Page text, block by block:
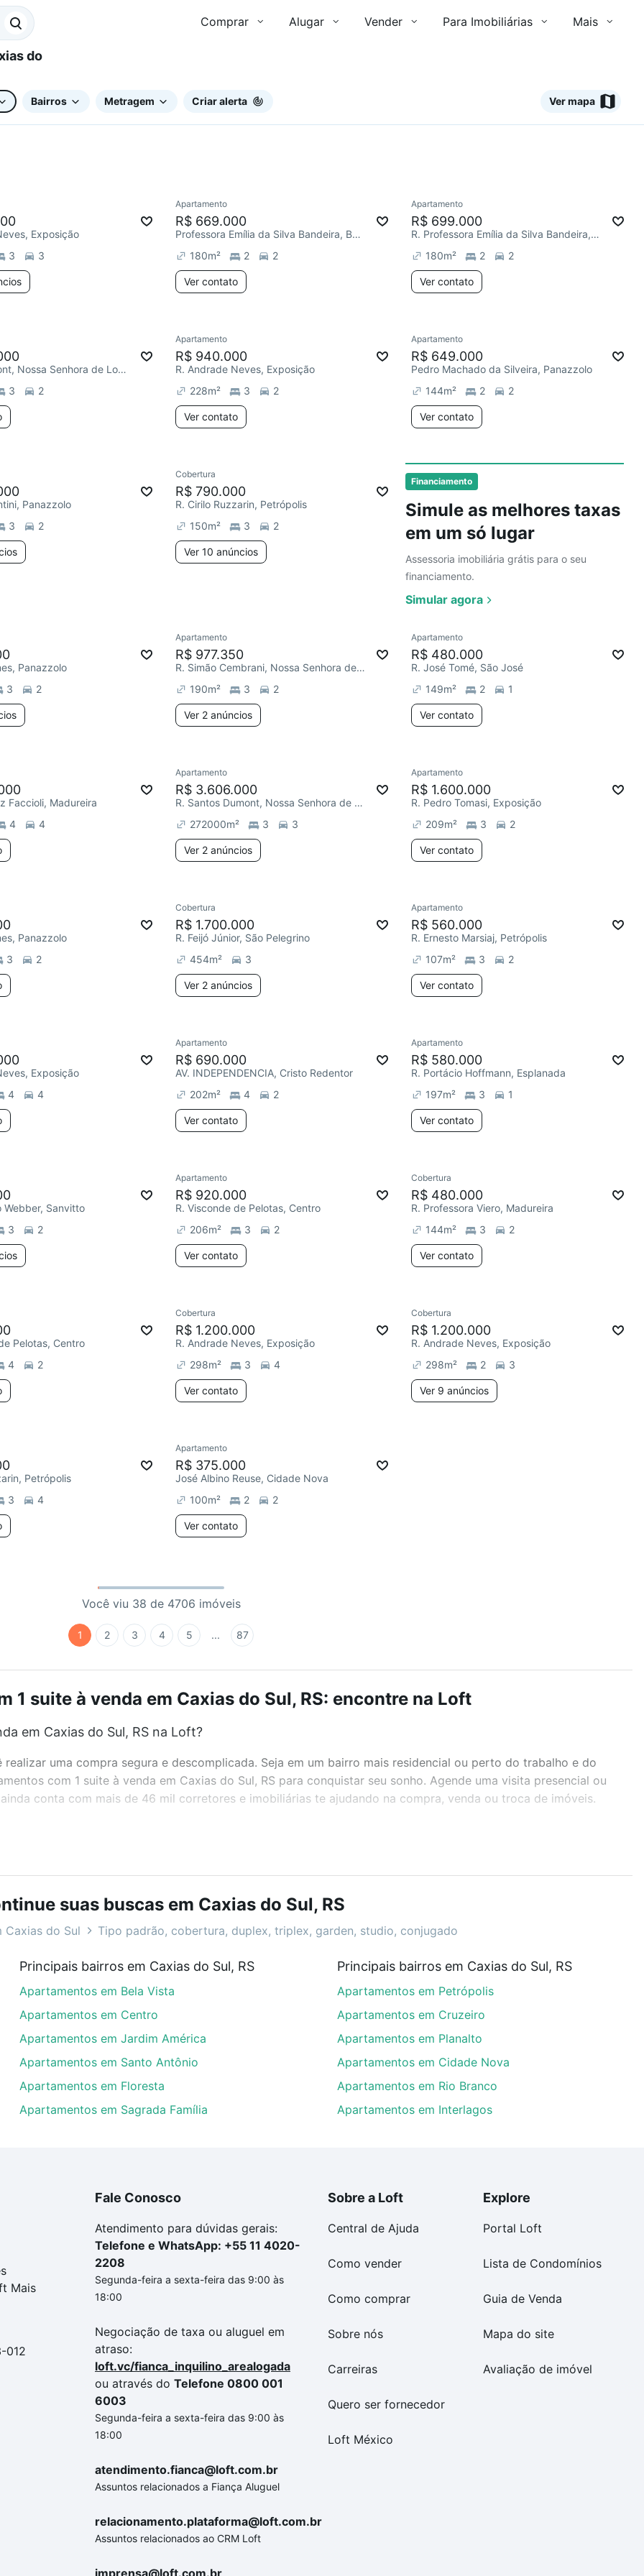
Comprar Alugar Vender Para Imobiliárias Mais
Bairros Metragem Criar alerta Ver mapa
Financiamento
Simule as melhores taxas
em um só lugar
Assessoria imobiliária grátis para o seu
financiamento.
Simular agora
Exposição
3 3
Chegou este mês
Apartamento
R$ 669.000
Professora Emília da Silva Bandeira, Bela Vista
180m² 2 2
Ver contato
Redecorar
Apartamento
R$ 699.000
R. Professora Emília da Silva Bandeira, Bela Vista
180m² 2 2
Ver contato
mês
Santos Dumont, Nossa Senhora de Lourdes
3 2
Redecorar
Apartamento
R$ 940.000
R. Andrade Neves, Exposição
228m² 3 2
Ver contato
Chegou este mês
Apartamento
R$ 649.000
Pedro Machado da Silveira, Panazzolo
144m² 2 2
Ver contato
Panazzolo
3 2
Redecorar
Cobertura
R$ 790.000
R. Cirilo Ruzzarin, Petrópolis
150m² 3 2
Ver 10 anúncios
Panazzolo
3 2
Apartamento
R$ 977.350
R. Simão Cembrani, Nossa Senhora de Lourdes
190m² 3 2
Ver 2 anúncios
Apartamento
R$ 480.000
R. José Tomé, São José
149m² 2 1
Ver contato
Faccioli, Madureira
4 4
Apartamento
R$ 3.606.000
R. Santos Dumont, Nossa Senhora de Lourdes
272000m² 3 3
Ver 2 anúncios
Apartamento
R$ 1.600.000
R. Pedro Tomasi, Exposição
209m² 3 2
Ver contato
Panazzolo
3 2
Cobertura
R$ 1.700.000
R. Feijó Júnior, São Pelegrino
454m² 3
Ver 2 anúncios
Apartamento
R$ 560.000
R. Ernesto Marsiaj, Petrópolis
107m² 3 2
Ver contato
Exposição
4 4
Apartamento
R$ 690.000
AV. INDEPENDENCIA, Cristo Redentor
202m² 4 2
Ver contato
Apartamento
R$ 580.000
R. Portácio Hoffmann, Esplanada
197m² 3 1
Ver contato
Webber, Sanvitto
3 2
Apartamento
R$ 920.000
R. Visconde de Pelotas, Centro
206m² 3 2
Ver contato
Cobertura
R$ 480.000
R. Professora Viero, Madureira
144m² 3 2
Ver contato
Pelotas, Centro
4 2
Cobertura
R$ 1.200.000
R. Andrade Neves, Exposição
298m² 3 4
Ver contato
Cobertura
R$ 1.200.000
R. Andrade Neves, Exposição
298m² 2 3
Ver 9 anúncios
Petrópolis
3 4
Apartamento
R$ 375.000
José Albino Reuse, Cidade Nova
100m² 2 2
Ver contato
Você viu 38 de 4706 imóveis
1 2 3 4 5 ... 87
1 suite à venda em Caxias do Sul, RS: encontre na Loft
em Caxias do Sul, RS na Loft?
uma compra segura e descomplicada. Seja em um bairro mais residencial ou perto do trabalho e do
com 1 suite à venda em Caxias do Sul, RS para conquistar seu sonho. Agende uma visita presencial ou
conta com mais de 46 mil corretores e imobiliárias te ajudando na compra, venda ou troca de imóveis.
o preço, metragem e comodidades, como piscina, academia, salão de festas ou área verde e encontrar
ideal para você na Loft.
em Caxias do Sul, RS?
ao seu orçamento. Se ainda tem alguma dúvida dos custos envolvidos no processo de compra, veja em nosso
com a gente para comprar o imóvel dos seus sonhos com segurança e conforto. Loft, com você até as chaves.
suas buscas em Caxias do Sul, RS
Caxias do Sul Tipo padrão, cobertura, duplex, triplex, garden, studio, conjugado
Principais bairros em Caxias do Sul, RS
Apartamentos em Bela Vista
Apartamentos em Centro
Apartamentos em Jardim América
Apartamentos em Santo Antônio
Apartamentos em Floresta
Apartamentos em Sagrada Família
Principais bairros em Caxias do Sul, RS
Apartamentos em Petrópolis
Apartamentos em Cruzeiro
Apartamentos em Planalto
Apartamentos em Cidade Nova
Apartamentos em Rio Branco
Apartamentos em Interlagos
Mais
012
Fale Conosco
Atendimento para dúvidas gerais:
Telefone e WhatsApp: +55 11 4020-
2208
Segunda-feira a sexta-feira das 9:00 às
18:00
Negociação de taxa ou aluguel em
atraso:
loft.vc/fianca_inquilino_arealogada
ou através do Telefone 0800 001
6003
Segunda-feira a sexta-feira das 9:00 às
18:00
atendimento.fianca@loft.com.br
Assuntos relacionados a Fiança Aluguel
relacionamento.plataforma@loft.com.br
Assuntos relacionados ao CRM Loft
imprensa@loft.com.br
Sobre a Loft
Central de Ajuda
Como vender
Como comprar
Sobre nós
Carreiras
Quero ser fornecedor
Loft México
Explore
Portal Loft
Lista de Condomínios
Guia de Venda
Mapa do site
Avaliação de imóvel